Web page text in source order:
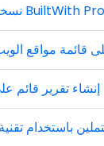
قائمة مواقع
إنشاء تقرير قائم
باستخدام